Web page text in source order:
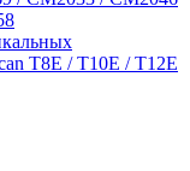
T8E / T10E / T12E